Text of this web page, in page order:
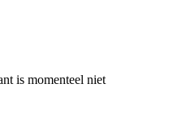
is momenteel niet